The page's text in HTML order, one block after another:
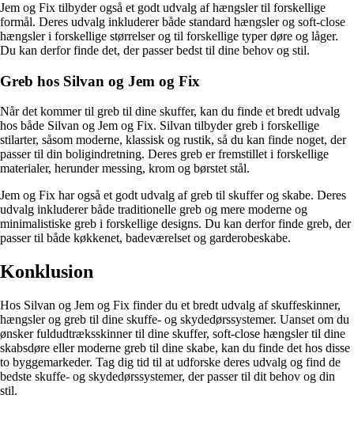
Jem og Fix tilbyder også et godt udvalg af hængsler til forskellige
formål. Deres udvalg inkluderer både standard hængsler og soft-close
hængsler i forskellige størrelser og til forskellige typer døre og låger.
Du kan derfor finde det, der passer bedst til dine behov og stil.
Greb hos Silvan og Jem og Fix
Når det kommer til greb til dine skuffer, kan du finde et bredt udvalg
hos både Silvan og Jem og Fix. Silvan tilbyder greb i forskellige
stilarter, såsom moderne, klassisk og rustik, så du kan finde noget, der
passer til din boligindretning. Deres greb er fremstillet i forskellige
materialer, herunder messing, krom og børstet stål.
Jem og Fix har også et godt udvalg af greb til skuffer og skabe. Deres
udvalg inkluderer både traditionelle greb og mere moderne og
minimalistiske greb i forskellige designs. Du kan derfor finde greb, der
passer til både køkkenet, badeværelset og garderobeskabe.
Konklusion
Hos Silvan og Jem og Fix finder du et bredt udvalg af skuffeskinner,
hængsler og greb til dine skuffe- og skydedørssystemer. Uanset om du
ønsker fuldudtræksskinner til dine skuffer, soft-close hængsler til dine
skabsdøre eller moderne greb til dine skabe, kan du finde det hos disse
to byggemarkeder. Tag dig tid til at udforske deres udvalg og find de
bedste skuffe- og skydedørssystemer, der passer til dit behov og din
stil.